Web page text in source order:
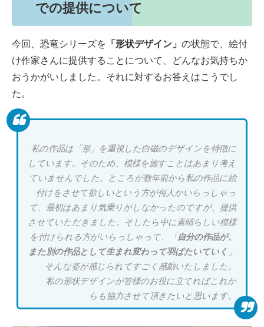
での提供について
今回、恐竜シリーズを 「形状デザイン」 の状態で、絵付
け作家さんに提供することについて、どんなお気持ちか
おうかがいしました。それに対するお答えはこうでし
た。
私の作品は「形」を重視した白磁のデザインを特徴に
しています。そのため、模様を施すことはあまり考え
ていませんでした。ところが数年前から私の作品に絵
付けをさせて欲しいという方が何人かいらっしゃっ
て、最初はあまり気乗りがしなかったのですが、提供
させていただきました。そしたら中に素晴らしい模様
を付けられる方がいらっしゃって、「 自分の作品が、
また別の作品として生まれ変わって羽ばたいていく 」
そんな姿が感じられてすごく感動いたしました。
私の形状デザインが皆様のお役に立てればこれか
らも協力させて頂きたいと思います。